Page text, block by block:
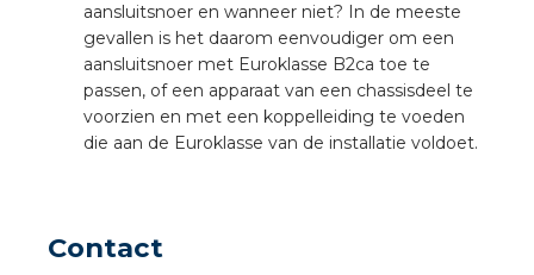
aansluitsnoer en wanneer niet? In de meeste
gevallen is het daarom eenvoudiger om een
aansluitsnoer met Euroklasse B2ca toe te
passen, of een apparaat van een chassisdeel te
voorzien en met een koppelleiding te voeden
die aan de Euroklasse van de installatie voldoet.
Contact